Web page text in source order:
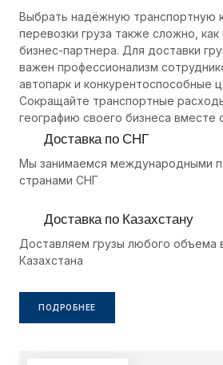
Выбрать надёжную транспортную
перевозки груза также сложно,
бизнес-партнера. Для доставки
важен профессионализм
автопарк и конкурентоспособные
Сокращайте транспортные
географию своего бизнеса вместе с
Доставка по СНГ
Мы занимаемся международными
странами СНГ
Доставка по Казахстану
Доставляем грузы любого объема
Казахстана
ПОДРОБНЕЕ